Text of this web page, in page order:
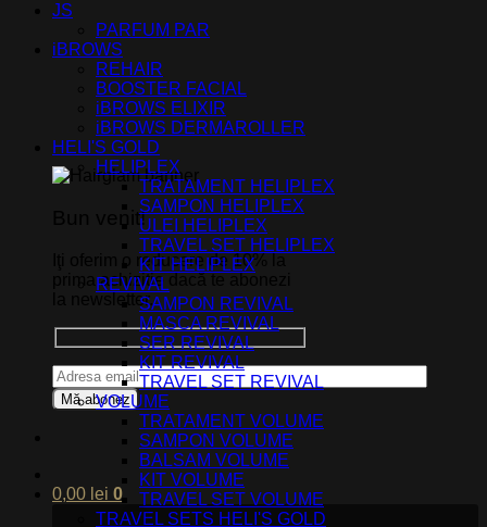
Bun venit!
Iţi oferim o reducere de 10% la
prima achizitie dacă te abonezi
la newsletter.
0,00 lei 0
JS
PARFUM PAR
iBROWS
REHAIR
BOOSTER FACIAL
iBROWS ELIXIR
iBROWS DERMAROLLER
HELI'S GOLD
HELIPLEX
TRATAMENT HELIPLEX
SAMPON HELIPLEX
ULEI HELIPLEX
TRAVEL SET HELIPLEX
KIT HELIPLEX
REVIVAL
SAMPON REVIVAL
MASCA REVIVAL
SER REVIVAL
KIT REVIVAL
TRAVEL SET REVIVAL
VOLUME
TRATAMENT VOLUME
SAMPON VOLUME
BALSAM VOLUME
KIT VOLUME
TRAVEL SET VOLUME
TRAVEL SETS HELI'S GOLD